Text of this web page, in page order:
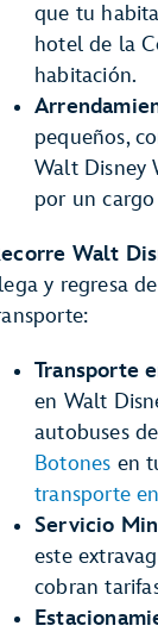
que tu
hotel de la
habitación.
pequeños,
Walt Disney
por un
Walt
y regresa
Transporte
en Walt
autobuses
Botones en
transporte
Servicio
este
cobran